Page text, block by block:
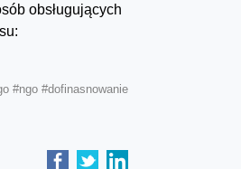
obsługujących
#ngo #dofinasnowanie